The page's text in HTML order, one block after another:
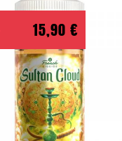
Le
prix
initial
était :
19,90 €.
15,90 €
prix
actuel
est :
15,90 €.